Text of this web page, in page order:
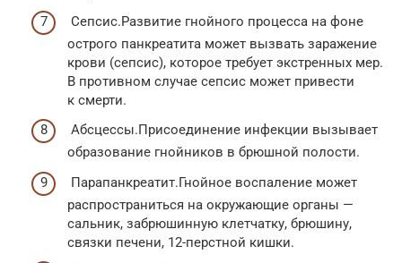
Сепсис.Развитие гнойного процесса на фоне
острого панкреатита может вызвать заражение
крови (сепсис), которое требует экстренных мер.
В противном случае сепсис может привести
к смерти.
Абсцессы.Присоединение инфекции вызывает
образование гнойников в брюшной полости.
Парапанкреатит.Гнойное воспаление может
распространиться на окружающие органы —
сальник, забрюшинную клетчатку, брюшину,
связки печени, 12-перстной кишки.